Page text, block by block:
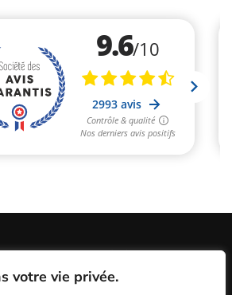
votre vie privée.
Conditions Générales de Vente
/ Cookies / RGP